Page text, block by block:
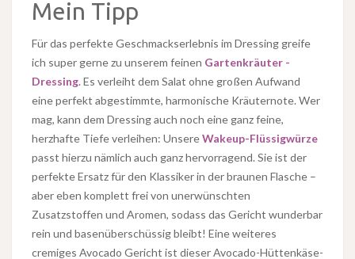
Mein Tipp
Für das perfekte Geschmackserlebnis im Dressing greife
ich super gerne zu unserem feinen Gartenkräuter -
Dressing. Es verleiht dem Salat ohne großen Aufwand
eine perfekt abgestimmte, harmonische Kräuternote. Wer
mag, kann dem Dressing auch noch eine ganz feine,
herzhafte Tiefe verleihen: UnsereWakeup-Flüssigwürze
passt hierzu nämlich auch ganz hervorragend. Sie ist der
perfekte Ersatz für den Klassiker in der braunen Flasche –
aber eben komplett frei von unerwünschten
Zusatzstoffen und Aromen, sodass das Gericht wunderbar
rein und basenüberschüssig bleibt! Eine weiteres
cremiges Avocado Gericht ist dieser Avocado-Hüttenkäse-